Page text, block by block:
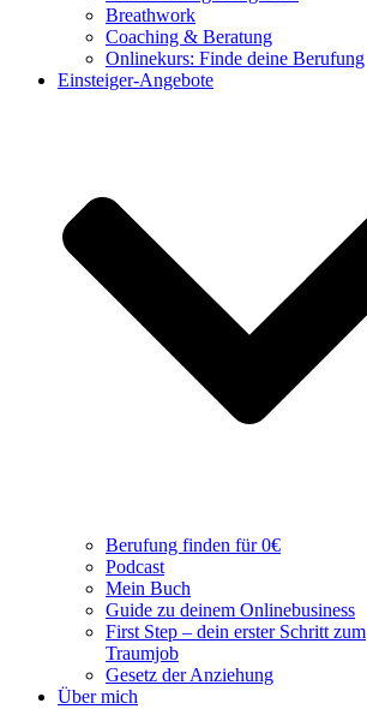
Breathwork
Coaching & Beratung
Onlinekurs: Finde deine Berufung
Einsteiger-Angebote
Berufung finden für 0€
Podcast
Mein Buch
Guide zu deinem Onlinebusiness
First Step – dein erster Schritt zum
Traumjob
Gesetz der Anziehung
Über mich